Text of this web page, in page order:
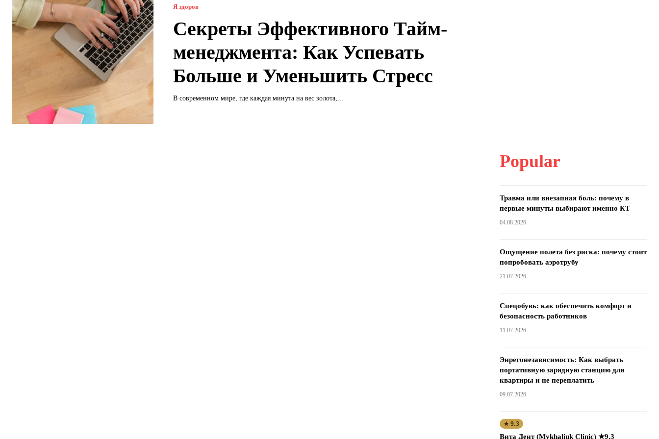
Я здоров
Секреты Эффективного Тайм-
менеджмента: Как Успевать
Больше и Уменьшить Стресс
В современном мире, где каждая минута на вес золота,...
Popular
Травма или внезапная боль: почему в
первые минуты выбирают именно КТ
04.08.2026
Ощущение полета без риска: почему стоит
попробовать аэротрубу
21.07.2026
Спецобувь: как обеспечить комфорт и
безопасность работников
11.07.2026
Энрегонезависимость: Как выбрать
портативную зарядную станцию для
квартиры и не переплатить
09.07.2026
★ 9.3
Вита Дент (Mykhaliuk Clinic) ★9.3